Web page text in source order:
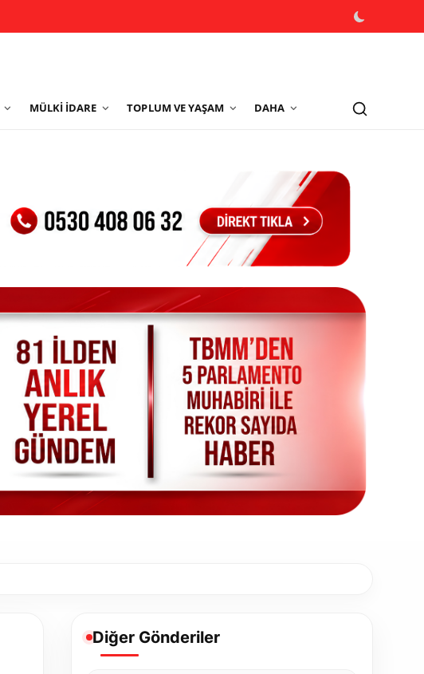
MÜLKI İDARE TOPLUM VE YAŞAM DAHA
Diğer Gönderiler